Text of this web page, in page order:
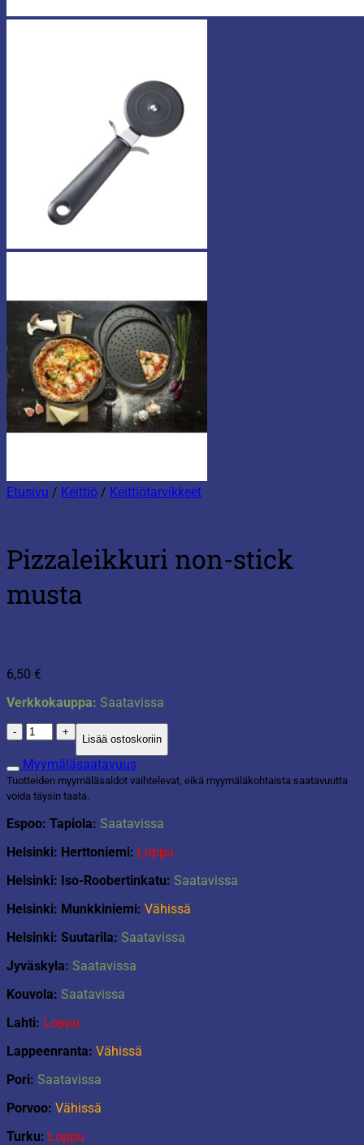
Etusivu / Keittiö / Keittiötarvikkeet
Pizzaleikkuri non-stick
musta
6,50 €
Verkkokauppa: Saatavissa
Pizzaleikkuri
non-
stick
musta
määrä
Lisää ostoskoriin
Myymäläsaatavuus
Tuotteiden myymäläsaldot vaihtelevat, eikä myymäläkohtaista saatavuutta
voida täysin taata.
Espoo: Tapiola: Saatavissa
Helsinki: Herttoniemi: Loppu
Helsinki: Iso-Roobertinkatu: Saatavissa
Helsinki: Munkkiniemi: Vähissä
Helsinki: Suutarila: Saatavissa
Jyväskyla: Saatavissa
Kouvola: Saatavissa
Lahti: Loppu
Lappeenranta: Vähissä
Pori: Saatavissa
Porvoo: Vähissä
Turku: Loppu